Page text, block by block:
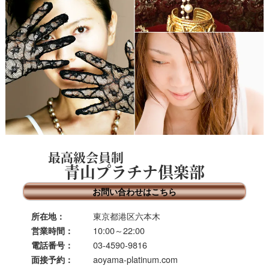
最高級会員制
青山プラチナ倶楽部
お問い合わせはこちら
所在地： 東京都港区六本木
営業時間： 10:00～22:00
電話番号： 03-4590-9816
面接予約： aoyama-platinum.com